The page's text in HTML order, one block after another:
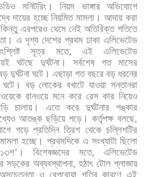
মনিটরিং। নিয়ম ভাঙ্গার
অভিযোগে
দায়ের হচ্ছে নিয়মিত মামলা। আদায় করা
কিন্তু এরপরেও থেমে নেই অতিরিক্ত গতিতে
এ দৃশ্য দেশের প্রথম ঢাকা এলিভেটেড
সূত্র মতে, এই
এলিভেটেড
ঘটছে দুর্ঘটনা। সর্বশেষ গত
মাসের
দুর্ঘটনা ঘটে। এছাড়া গত বছরে বড় ধরনের
ঘটে। বড় লোকের বখাটে যাওয়া সন্তানরা
রানওয়ে মনে করে রেস কার নিয়েও
চালায়। এতে করে দুর্ঘটনার
শঙ্কার
আতঙ্ক ছড়িয়ে পড়ে। কর্তৃপক্ষ বলছে,
গড়ে প্রতিদিন ত্রিশ থেকে চল্লিশটির
মামলা হচ্ছে। প্রথমদিকে এ সংখ্যাটা ছিলো
১৩শ’ । বিশেষজ্ঞদের মতে,এলিভেটেড
সড়কের অব্যবস্থাপনা, হঠাৎ টোল প্লাজায়
অসচেতনতা ও বেপরোয়া গতির কারণে এই